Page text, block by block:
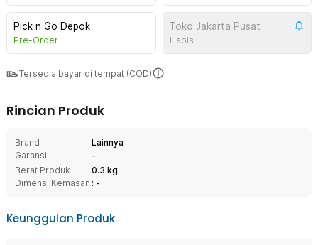
Pick n Go Depok
Pre-Order
Toko Jakarta Pusat
Habis
Tersedia bayar di tempat (COD)
Rincian Produk
Brand
Lainnya
Garansi
-
Berat Produk
0.3 kg
Dimensi Kemasan : -
Keunggulan Produk